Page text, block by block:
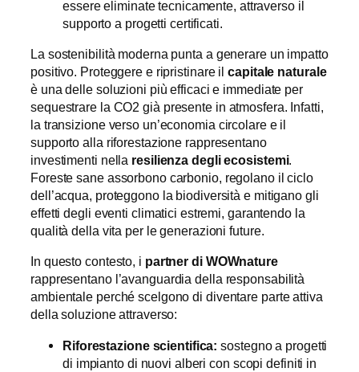
essere eliminate tecnicamente, attraverso il
supporto a progetti certificati.
La sostenibilità moderna punta a generare un impatto
positivo. Proteggere e ripristinare ilcapitale naturale
è una delle soluzioni più efficaci e immediate per
sequestrare la CO2 già presente in atmosfera. Infatti,
la transizione verso un’economia circolare e il
supporto alla riforestazione rappresentano
investimenti nella resilienza degli ecosistemi.
Foreste sane assorbono carbonio, regolano il ciclo
dell’acqua, proteggono la biodiversità e mitigano gli
effetti degli eventi climatici estremi, garantendo la
qualità della vita per le generazioni future.
In questo contesto, i partner di WOWnature
rappresentano l’avanguardia della responsabilità
ambientale perché scelgono di diventare parte attiva
della soluzione attraverso:
Riforestazione scientifica: sostegno a progetti
di impianto di nuovi alberi con scopi definiti in